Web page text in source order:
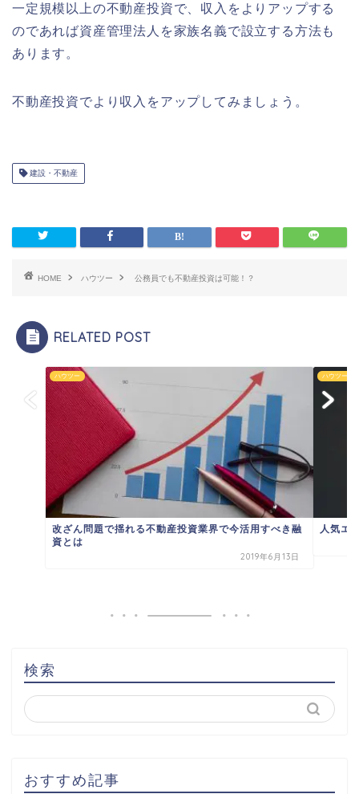
一定規模以上の不動産投資で、収入をよりアップする
のであれば資産管理法人を家族名義で設立する方法も
あります。
不動産投資でより収入をアップしてみましょう。
建設・不動産
HOME ハウツー 公務員でも不動産投資は可能！？
RELATED POST
ハウツー
改ざん問題で揺れる不動産投資業界で今活用すべき融
資とは
2019年6月13日
ハウツー
人気エ
検索
おすすめ記事